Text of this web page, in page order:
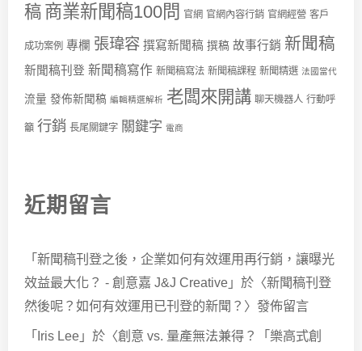
稿 商業新聞稿100問 官網 官網內容行銷 官網經營 客戶
成功案例 專欄 張瑋容 撰寫新聞稿 撰稿 故事行銷 新聞稿
新聞稿刊登 新聞稿寫作 新聞稿寫法 新聞稿課程 新聞精選 法國當代
流量 發佈新聞稿 編輯精選解析 老闆來開講 聊天機器人 行動呼
籲 行銷 長尾關鍵字 關鍵字 電商
近期留言
「 新聞稿刊登之後，企業如何有效運用再行銷，讓曝光
效益最大化？ - 創意嘉 J&J Creative 」於〈新聞稿刊登
然後呢？如何有效運用已刊登的新聞？ 〉發佈留言
「 Iris Lee 」於〈創意 vs. 量產無法兼得？「樂高式創